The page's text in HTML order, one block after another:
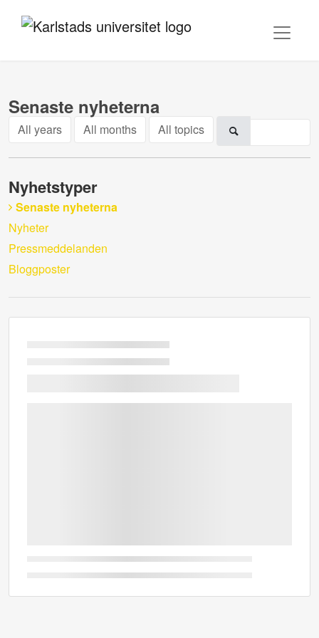
Senaste nyheterna
All years All months All topics
Nyhetstyper
Senaste nyheterna
Nyheter
Pressmeddelanden
Bloggposter